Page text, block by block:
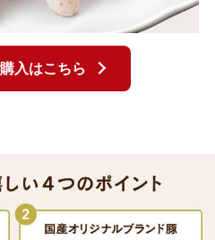
入はこちら